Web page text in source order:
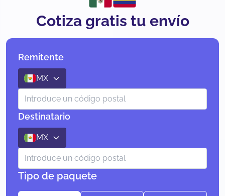
Cotiza gratis tu envío
Remitente
MX
Destinatario
MX
Tipo de paquete